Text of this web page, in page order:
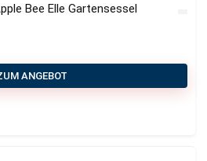
Bee Elle Gartensessel
ANGEBOT